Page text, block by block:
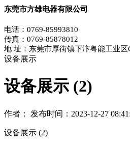
东莞市方雄电器有限公司
电话：0769-85993810
传真：0769-85878012
地 址：东莞市厚街镇下汴粤能工业区
设备展示
设备展示 (2)
作者： 发布时间：2023-12-27
设备展示 (2)